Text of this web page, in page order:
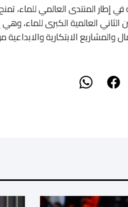
في إطار المنتدى العالمي للماء،
الثاني العالمية الكبرى للماء،
والمشاريع الابتكارية